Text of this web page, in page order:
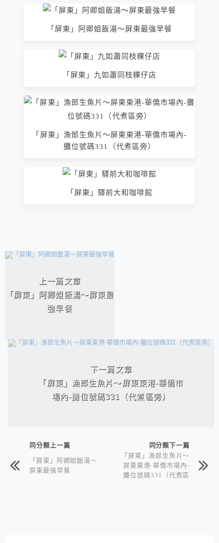
「屏東」阿卿姐飯湯～屏東最強早餐
「屏東」九如蕭同枝粿仔店
「屏東」漁郎生魚片～屏東東港-華僑市場內-
攤位號碼331（代煮區旁）
「屏東」驛前大和咖啡館
相連文章
上一篇文章
「屏東」阿卿姐飯湯～屏東最
強早餐
下一篇文章
「屏東」漁郎生魚片～屏東東港-華僑市
場內-攤位號碼331（代煮區旁）
同分類上一篇
「屏東」阿卿姐飯湯～
屏東最強早餐
同分類下一篇
「屏東」漁郎生魚片～
屏東東港-華僑市場內-
攤位號碼331（代煮區